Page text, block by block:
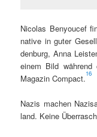
Nico­las Beny­oucef
na­tive in guter
den­burg, Anna
einem Bild
Mag­a­zin Com­pact.16
Nazis machen
land. Keine